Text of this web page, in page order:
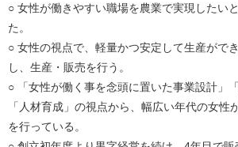
○ 女性が働きやすい職場を農業で実現したい
た。
○ 女性の視点で、軽量かつ安定して生産がで
し、生産・販売を行う。
○ 「女性が働く事を念頭に置いた事業設計」
「人材育成」の視点から、幅広い年代の女性
を行っている。